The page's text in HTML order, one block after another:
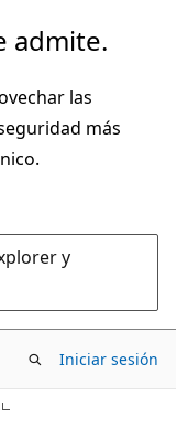
admite.
las
más
y
Iniciar sesión